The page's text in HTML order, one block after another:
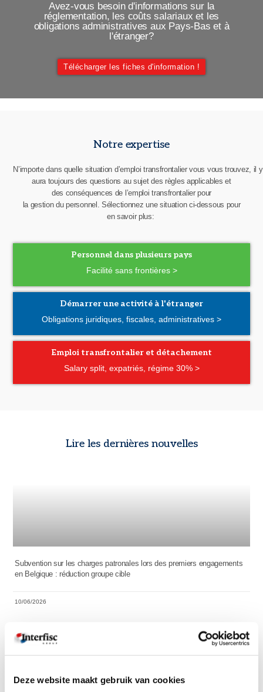
Deze website maakt gebruik van cookies
Avez-vous besoin d'informations sur la
réglementation, les coûts salariaux et les
obligations administratives aux Pays-Bas et à
l'étranger?
Télécharger les fiches d'information !
Notre expertise
N’importedans quelle situation d’emploi transfrontalier vous vous trouvez il y
aura toujours des questions au sujet des règles applicables et
des conséquences de l’emploi transfrontalierpour
la gestiondupersonnel .Sélectionnez une situationci-dessous pour
en savoirplus:
Personnel dans plusieurs pays
Facilité sans frontières >
Démarrer une activité à l'étranger
Obligations juridiques, fiscales, administratives >
Emploi transfrontalier et détachement
Salary split, expatriés, régime 30% >
Lire les dernières nouvelles
Subvention sur les charges patronales lors des premiers engagements
en Belgique : réduction groupe cible
10/06/2026